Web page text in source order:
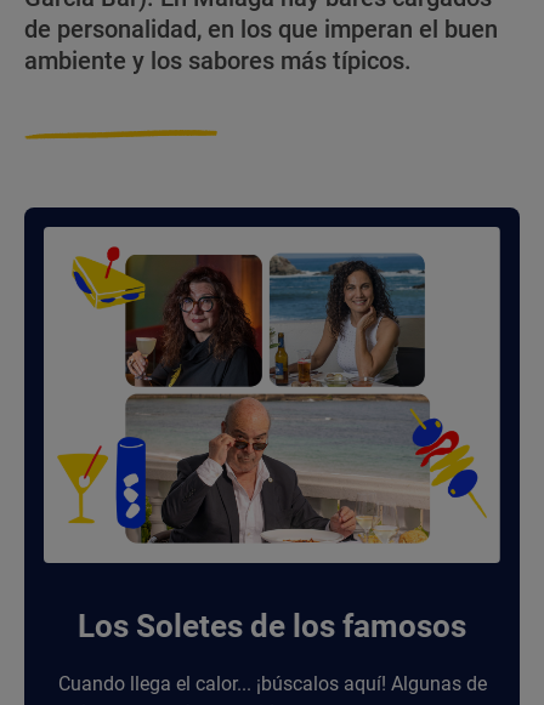
de personalidad, en los que imperan el buen
ambiente y los sabores más típicos.
Los Soletes de los famosos
Cuando llega el calor... ¡búscalos aquí! Algunas de